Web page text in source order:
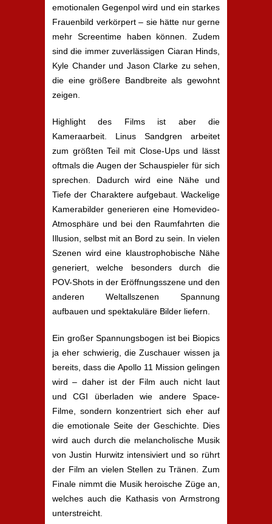
emotionalen Gegenpol wird und ein starkes
Frauenbild verkörpert – sie hätte nur gerne
mehr Screentime haben können. Zudem
sind die immer zuverlässigen Ciaran Hinds,
Kyle Chander und Jason Clarke zu sehen,
die eine größere Bandbreite als gewohnt
zeigen.
Highlight des Films ist aber die
Kameraarbeit. Linus Sandgren arbeitet
zum größten Teil mit Close-Ups und lässt
oftmals die Augen der Schauspieler für sich
sprechen. Dadurch wird eine Nähe und
Tiefe der Charaktere aufgebaut. Wackelige
Kamerabilder generieren eine Homevideo-
Atmosphäre und bei den Raumfahrten die
Illusion, selbst mit an Bord zu sein. In vielen
Szenen wird eine klaustrophobische Nähe
generiert, welche besonders durch die
POV-Shots in der Eröffnungsszene und den
anderen Weltallszenen Spannung
aufbauen und spektakuläre Bilder liefern.
Ein großer Spannungsbogen ist bei Biopics
ja eher schwierig, die Zuschauer wissen ja
bereits, dass die Apollo 11 Mission gelingen
wird – daher ist der Film auch nicht laut
und CGI überladen wie andere Space-
Filme, sondern konzentriert sich eher auf
die emotionale Seite der Geschichte. Dies
wird auch durch die melancholische Musik
von Justin Hurwitz intensiviert und so rührt
der Film an vielen Stellen zu Tränen. Zum
Finale nimmt die Musik heroische Züge an,
welches auch die Kathasis von Armstrong
unterstreicht.